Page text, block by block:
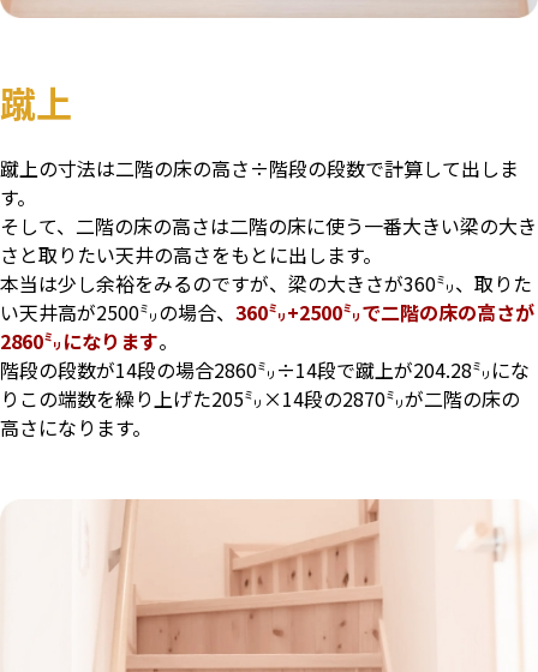
蹴上
蹴上の寸法は二階の床の高さ÷階段の段数で計算して出しま
す。
そして、二階の床の高さは二階の床に使う一番大きい梁の大き
さと取りたい天井の高さをもとに出します。
本当は少し余裕をみるのですが、梁の大きさが360㍉、取りた
い天井高が2500㍉の場合、 360㍉+2500㍉で二階の床の高さが
2860㍉になります。
階段の段数が14段の場合2860㍉÷14段で蹴上が204.28㍉にな
りこの端数を繰り上げた205㍉×14段の2870㍉が二階の床の
高さになります。